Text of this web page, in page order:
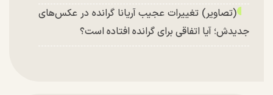
(تصاویر) تغییرات عجیب آریانا گرانده در عکس‌های
جدیدش؛ آیا اتفاقی برای گرانده افتاده است؟